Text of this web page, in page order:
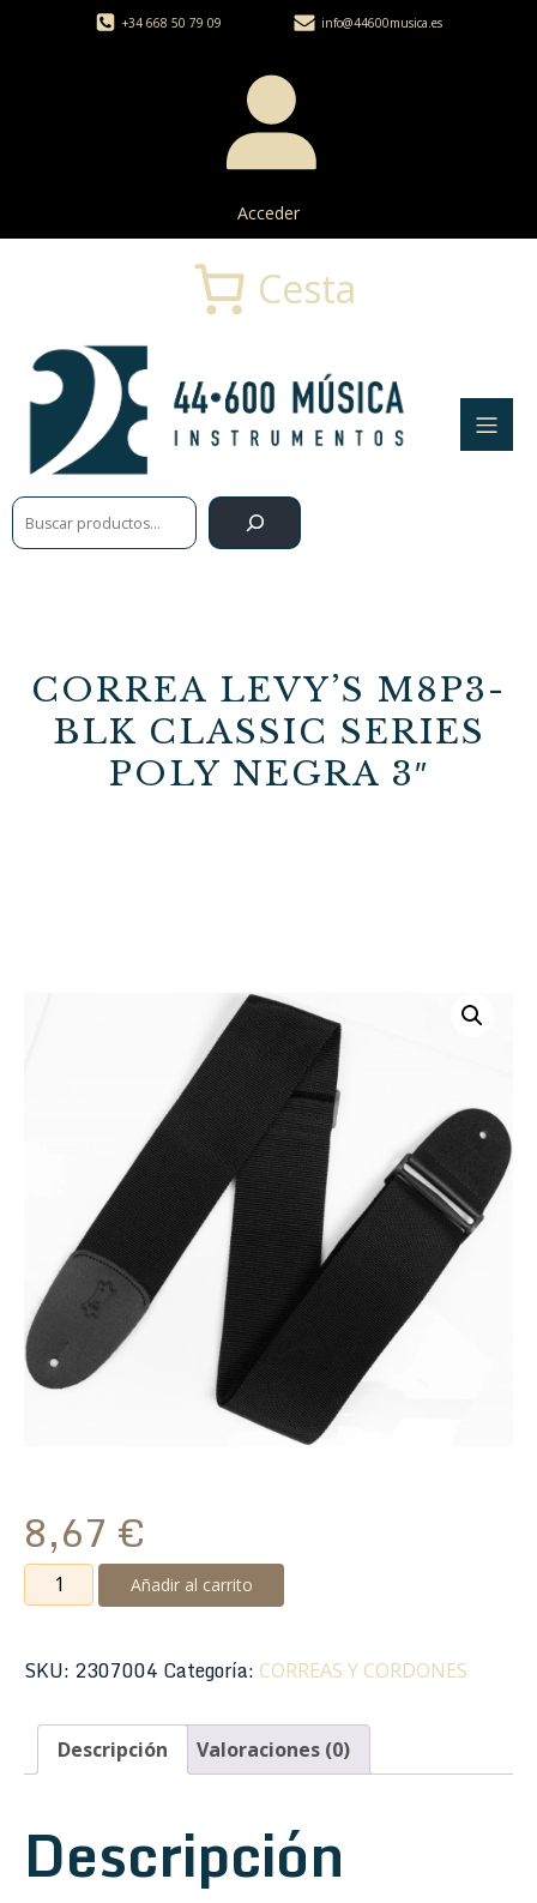
+34 668 50 79 09 info@44600musica.es
Acceder
Buscar
Cesta
CORREA LEVY’S M8P3-
BLK CLASSIC SERIES
POLY NEGRA 3″
8,67 €
Correa
Levy's
BLK
Series
Poly
cantidad
Añadir al carrito
SKU: 2307004 Categoría: CORREAS Y CORDONES
Descripción Valoraciones (0)
Descripción